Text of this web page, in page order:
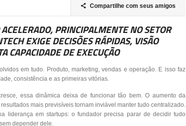
 Compartilhe com seus amigos
PRINCIPALMENTE NO SETOR
EXIGE DECISÕES RÁPIDAS, VISÃO
CAPACIDADE DE EXECUÇÃO
em tudo. Produto, marketing, vendas e operação. E isso faz
consistência e as primeiras vitórias.
essa dinâmica deixa de funcionar tão bem. O aumento da
mais previsíveis tornam inviável manter tudo centralizado.
liderança em startups: o fundador precisa parar de decidir tudo
depender dele.